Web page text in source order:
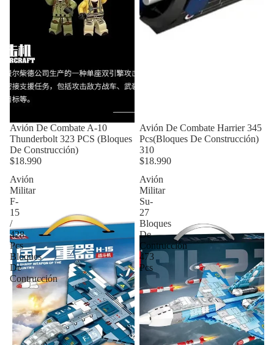
Avión De Combate A-10
Thunderbolt 323 PCS (Bloques
De Construcción)
$18.990
Avión De Combate Harrier 345
Pcs(Bloques De Construcción)
310
$18.990
Avión
Militar
F-
15
/
428
Pcs
Bloques
De
Contrucción
Avión
Militar
Su-
27
Bloques
De
Contrucción
473
Pcs